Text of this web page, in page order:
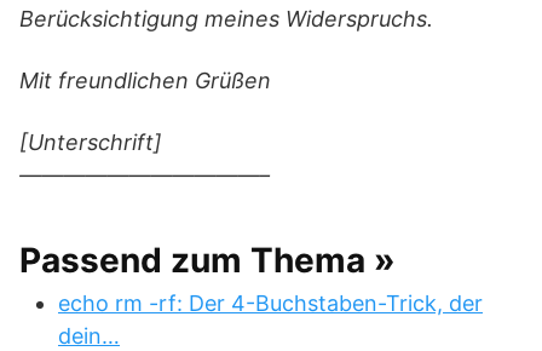
Berücksichtigung meines Widerspruchs.
Mit freundlichen Grüßen
[Unterschrift]
———————————–
Passend zum Thema »
echo rm -rf: Der 4-Buchstaben-Trick, der
dein…